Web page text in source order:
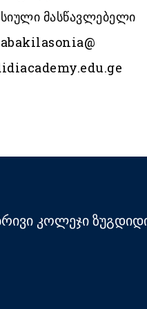
მასწავლებელი
კოლეჯი